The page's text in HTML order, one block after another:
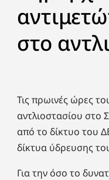
στο
Τις πρωινές ώρες
αντλιοστασίου στο
από το δίκτυο του
δίκτυα ύδρευσης
Για την όσο το